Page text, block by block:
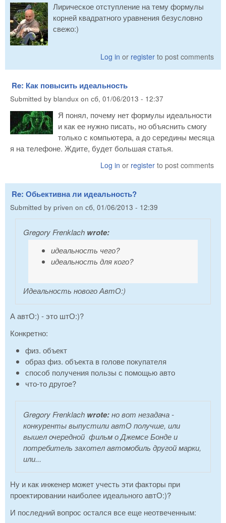
Лирическое отступление на тему формулы
корней квадратного уравнения безусловно
свежо:)
Log in or register to post comments
Re: Как повысить идеальность
Submitted by blandux on сб, 01/06/2013 - 12:37
Я понял, почему нет формулы идеальности
и как ее нужно писать, но объяснить смогу
только с компьютера, а до середины месяца
я на телефоне. Ждите, будет большая статья.
Log in or register to post comments
Re: Обьективна ли идеальность?
Submitted by priven on сб, 01/06/2013 - 12:39
Gregory Frenklach wrote:
идеальность чего?
идеальность для кого?
Идеальность нового АвтО:)
А автО:) - это штО:)?
Конкретно:
физ. объект
образ физ. объекта в голове покупателя
способ получения пользы с помощью авто
что-то другое?
Gregory Frenklach wrote:но вот незадача -
конкуренты выпустили автО получше, или
вышел очередной фильм о Джемсе Бонде и
потребитель захотел автомобиль другой марки,
или...
Ну и как инженер может учесть эти факторы при
проектировании наиболее идеального автО:)?
И последний вопрос остался все еще неотвеченным: